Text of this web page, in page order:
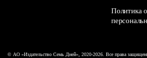
Политика
© АО «Издательство Семь Дней», 2020-2026. Все права